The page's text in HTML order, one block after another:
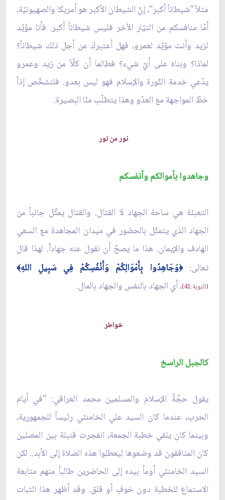
مثلاً "شيطاناً أكبر"، إنّ الشيطان الأكبر هو أمريكا والصهيونيّة،
أمّا منافسكم من التيّار الآخر فليس شيطاناً أكبر. فأنا مؤيّد
لزيد وأنت مؤيّد لعمرو، فهل أعتبرك من أجل ذلك شيطاناً؟
لماذا؟ وبناءً على أيّ شيء؟ فطالما أن كلّاً من زيد وعمرو
يدّعي خدمة الثّورة والإسلام فهو ليس بعدو. فلنشخّص إذاً
خطّ المواجهة مع العدّو وهذا يتطلّب منّا البصيرة.
نور من نور
وجاهدوا بأموالكم وأنفسكم
التعبئة هي ساحة الجهاد لا القتال. والقتال يمثِّل جانباً من
الجهاد الذي يتمثّل بالحضور في ميدان المجاهدة مع السعي
الهادف والإيمان. هذا ما يصحّ أن نقول عنه جهاداً. لهذا قال
تعالى:﴿وَجَاهِدُوا بِأَمْوَالِكُمْ وَأَنْفُسِكُمْ فِي سَبِيلِ اللهِ﴾
(التوبة:41) ، أي الجهاد بالنفس والجهاد بالمال.
خواطر
كالجبل الراسخ
يقول حجَّةُ الإسلام والمسلمين محمد العراقي: "في أيام
الحرب، عندما كان السيد علي الخامنئي رئيساً للجمهورية،
وبينما كان يلقي خطبة الجمعة، انفجرت قنبلة بين المصلين
كان المنافقون قد وضعوها ليعطلوا هذه الصلاة إلى الأبد.. لكن
السيد الخامنئي أومأ بيده إلى الحاضرين طالباً منهم متابعة
الاستماع للخطبة دون خوفٍ أو قلق. وقد أظهر هذا الثبات